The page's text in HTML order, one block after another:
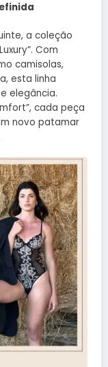
a coleção
Com
camisolas,
esta linha
elegância.
cada peça
novo patamar